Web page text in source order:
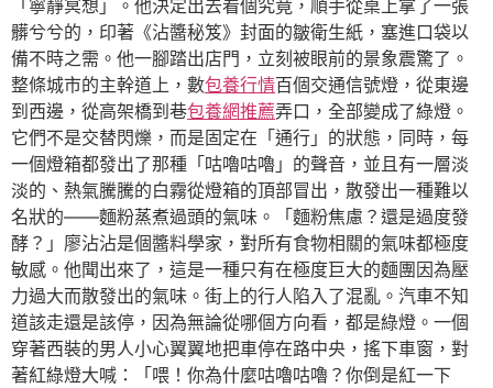
「寧靜冥想」。他決定出去看個究竟，順手從桌上拿了一張
髒兮兮的，印著《沾醬秘笈》封面的皺衛生紙，塞進口袋以
備不時之需。他一腳踏出店門，立刻被眼前的景象震驚了。
整條城市的主幹道上，數包養行情百個交通信號燈，從東邊
到西邊，從高架橋到巷包養網推薦弄口，全部變成了綠燈。
它們不是交替閃爍，而是固定在「通行」的狀態，同時，每
一個燈箱都發出了那種「咕嚕咕嚕」的聲音，並且有一層淡
淡的、熱氣騰騰的白霧從燈箱的頂部冒出，散發出一種難以
名狀的——麵粉蒸煮過頭的氣味。「麵粉焦慮？還是過度發
酵？」廖沾沾是個醬料學家，對所有食物相關的氣味都極度
敏感。他聞出來了，這是一種只有在極度巨大的麵團因為壓
力過大而散發出的氣味。街上的行人陷入了混亂。汽車不知
道該走還是該停，因為無論從哪個方向看，都是綠燈。一個
穿著西裝的男人小心翼翼地把車停在路中央，搖下車窗，對
著紅綠燈大喊：「喂！你為什麼咕嚕咕嚕？你倒是紅一下